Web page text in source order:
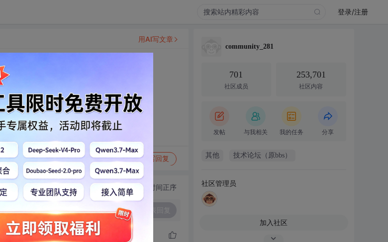
登录/注册
举报 写回复
用AI写文章
切换为时间正序
community_281
701
社区成员
253,701
社区内容
发帖 与我相关 我的任务 分享
其他 技术论坛（原bbs）
社区管理员
加入社区